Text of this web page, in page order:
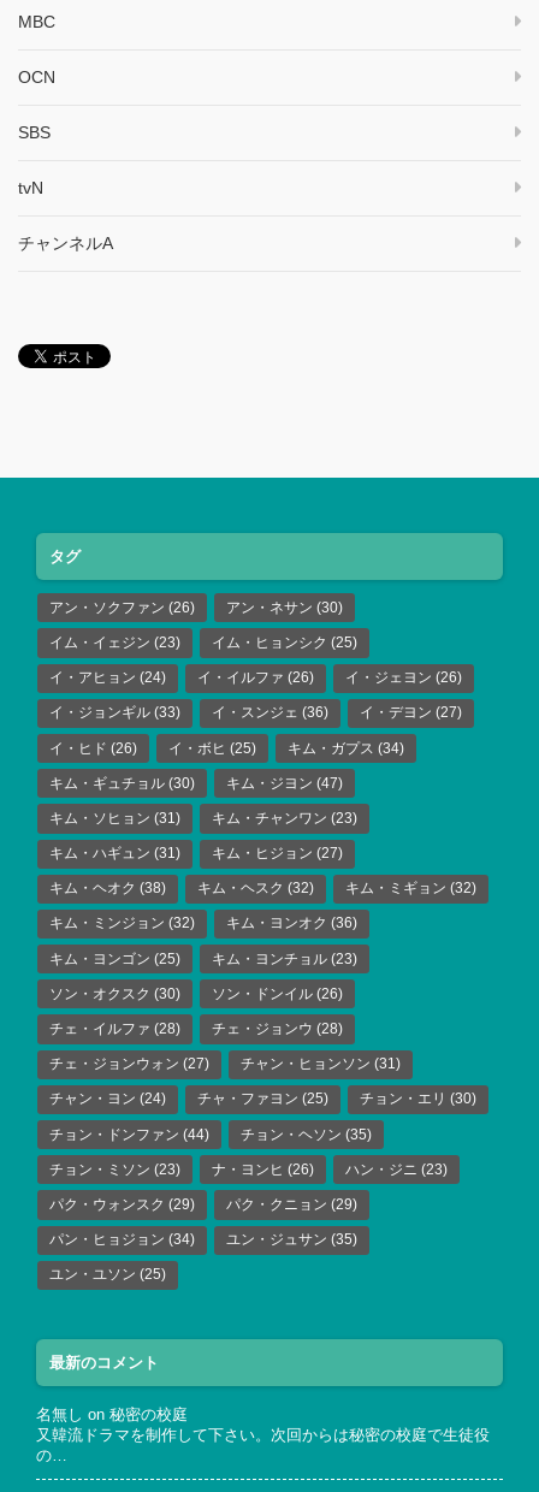
MBC
OCN
SBS
tvN
チャンネルA
タグ
アン・ソクファン (26) アン・ネサン (30)
イム・イェジン (23) イム・ヒョンシク (25)
イ・アヒョン (24) イ・イルファ (26) イ・ジェヨン (26)
イ・ジョンギル (33) イ・スンジェ (36) イ・デヨン (27)
イ・ヒド (26) イ・ボヒ (25) キム・ガプス (34)
キム・ギュチョル (30) キム・ジヨン (47)
キム・ソヒョン (31) キム・チャンワン (23)
キム・ハギュン (31) キム・ヒジョン (27)
キム・ヘオク (38) キム・ヘスク (32) キム・ミギョン (32)
キム・ミンジョン (32) キム・ヨンオク (36)
キム・ヨンゴン (25) キム・ヨンチョル (23)
ソン・オクスク (30) ソン・ドンイル (26)
チェ・イルファ (28) チェ・ジョンウ (28)
チェ・ジョンウォン (27) チャン・ヒョンソン (31)
チャン・ヨン (24) チャ・ファヨン (25) チョン・エリ (30)
チョン・ドンファン (44) チョン・ヘソン (35)
チョン・ミソン (23) ナ・ヨンヒ (26) ハン・ジニ (23)
パク・ウォンスク (29) パク・クニョン (29)
パン・ヒョジョン (34) ユン・ジュサン (35)
ユン・ユソン (25)
最新のコメント
名無し on 秘密の校庭
又韓流ドラマを制作して下さい。次回からは秘密の校庭で生徒役
の…